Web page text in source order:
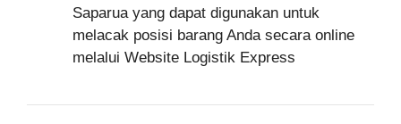
Saparua yang dapat digunakan untuk
melacak posisi barang Anda secara online
melalui Website Logistik Express